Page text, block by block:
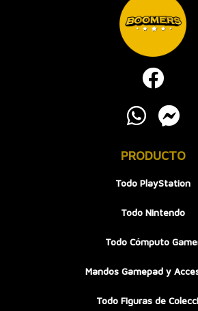
PRODUCTO
Todo PlayStation
Todo Nintendo
Todo Cómputo
Mandos Gamepad y
Todo Figuras de